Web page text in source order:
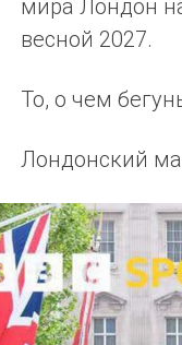
мира Лондон
весной 2027.
То, о чем
Лондонский